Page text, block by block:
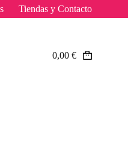
Tiendas y Contacto
Carro
0,00 €